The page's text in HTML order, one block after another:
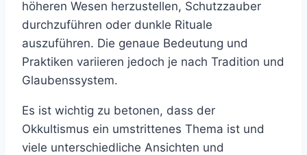
höheren Wesen herzustellen, Schutzzauber
durchzuführen oder dunkle Rituale
auszuführen. Die genaue Bedeutung und
Praktiken variieren jedoch je nach Tradition und
Glaubenssystem.
Es ist wichtig zu betonen, dass der
Okkultismus ein umstrittenes Thema ist und
viele unterschiedliche Ansichten und